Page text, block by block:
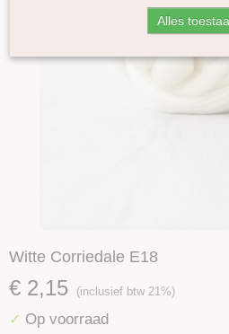
Witte Corriedale E18
€ 2,15 (inclusief btw 21%)
✓ Op voorraad
Alles